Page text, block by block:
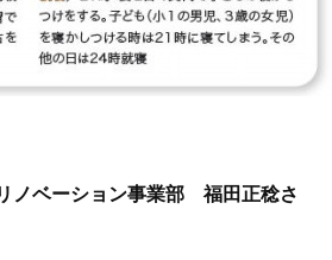
ノベーション事業部 福田正稔さ